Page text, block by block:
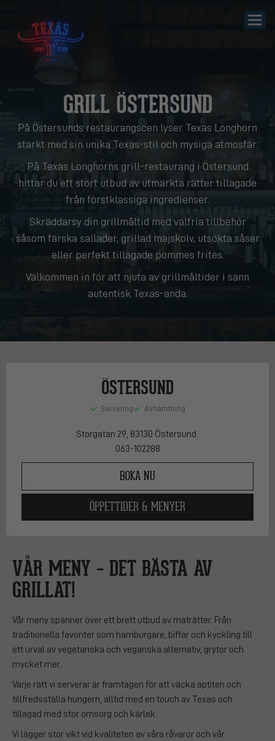
GRILL ÖSTERSUND
På Östersunds restaurangscen lyser Texas Longhorn
starkt med sin unika Texas-stil och mysiga atmosfär.
På Texas Longhorns grill-restaurang i Östersund
hittar du ett stort utbud av utmärkta rätter tillagade
från förstklassiga ingredienser.
Skräddarsy din grillmåltid med valfria tillbehör
såsom färska sallader, grillad majskolv, utsökta såser
eller perfekt tillagade pommes frites.
Välkommen in för att njuta av grillmåltider i sann
autentisk Texas-anda.
ÖSTERSUND
Servering Avhämtning
Storgatan 29 , 83130 Östersund
063-102288
BOKA NU
ÖPPETTIDER & MENYER
VÅR MENY – DET BÄSTA AV
GRILLAT!
Vår meny spänner över ett brett utbud av maträtter. Från
traditionella favoriter som hamburgare, biffar och kyckling till
ett urval av vegetariska och veganska alternativ, grytor och
mycket mer.
Varje rätt vi serverar är framtagen för att väcka aptiten och
tillfredsställa hungern, alltid med en touch av Texas och
tillagad med stor omsorg och kärlek.
Vi lägger stor vikt vid kvaliteten av våra råvaror och vår